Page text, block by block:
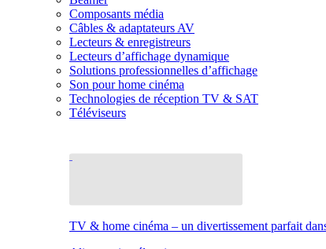
Composants média
Câbles & adaptateurs AV
Lecteurs & enregistreurs
Lecteurs d’affichage dynamique
Solutions professionnelles d’affichage
Son pour home cinéma
Technologies de réception TV & SAT
Téléviseurs
TV & home cinéma – un divertissement parfait